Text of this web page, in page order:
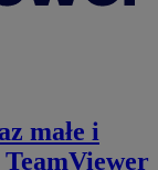
małe i
TeamViewer